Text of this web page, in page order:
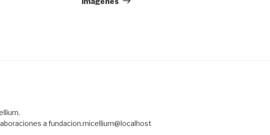
a fundacion.micellium@localhost